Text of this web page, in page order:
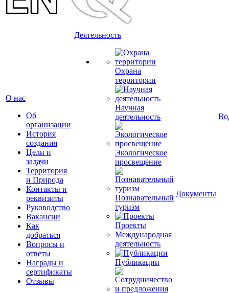
О нас
Об
организации
История
создания
Цели и
задачи
Территория
и Природа
Контакты и
реквизиты
Руководство
Вакансии
Как
добраться
Вопросы и
ответы
Награды и
сертификаты
Отзывы
Деятельность
Охрана
территории
Научная
деятельность
Экологическое
просвещение
Познавательный
туризм
Проекты
Международная
деятельность
Публикации
Документы